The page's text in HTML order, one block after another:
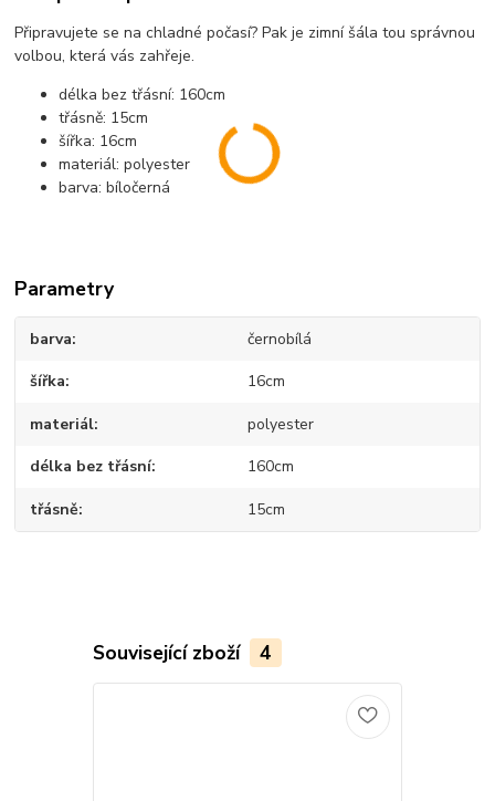
Připravujete se na chladné počasí? Pak je zimní šála tou správnou
volbou, která vás zahřeje.
délka bez třásní: 160cm
třásně: 15cm
šířka: 16cm
materiál: polyester
barva: bíločerná
Parametry
barva černobílá
šířka 16cm
materiál polyester
délka bez třásní 160cm
třásně 15cm
Související zboží 4